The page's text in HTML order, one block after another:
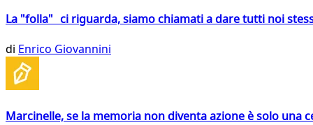
La "folla" ci riguarda, siamo chiamati a dare tutti noi
di Enrico Giovannini
Marcinelle, se la memoria non diventa azione è solo una